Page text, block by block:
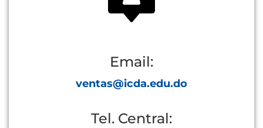
Email:
ventas@icda.edu.do
Tel. Central: